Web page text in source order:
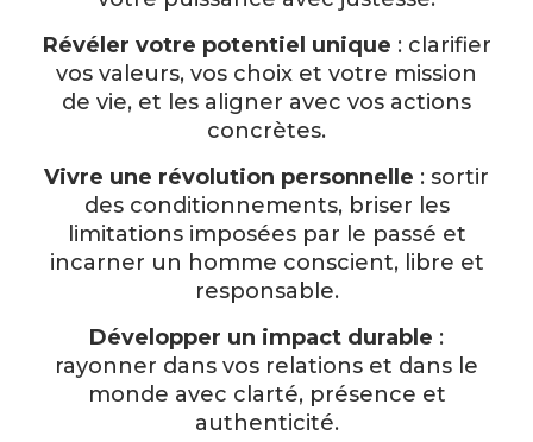
Révéler votre potentiel unique : clarifier
vos valeurs, vos choix et votre mission
de vie, et les aligner avec vos actions
concrètes.
Vivre une révolution personnelle : sortir
des conditionnements, briser les
limitations imposées par le passé et
incarner un homme conscient, libre et
responsable.
Développer un impact durable :
rayonner dans vos relations et dans le
monde avec clarté, présence et
authenticité.